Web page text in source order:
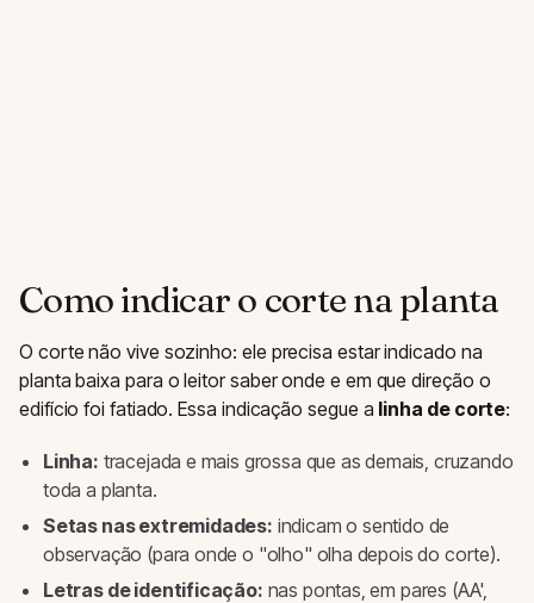
Como indicar o corte na planta
O corte não vive sozinho: ele precisa estar indicado na
planta baixa para o leitor saber onde e em que direção o
edifício foi fatiado. Essa indicação segue a linha de corte:
Linha: tracejada e mais grossa que as demais, cruzando
toda a planta.
Setas nas extremidades: indicam o sentido de
observação (para onde o "olho" olha depois do corte).
Letras de identificação: nas pontas, em pares (AA',